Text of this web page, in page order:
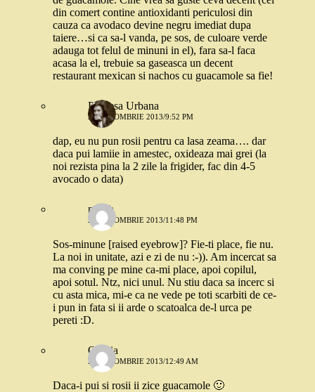
din comert contine antioxidanti periculosi din
cauza ca avodaco devine negru imediat dupa
taiere…si ca sa-l vanda, pe sos, de culoare verde
adauga tot felul de minuni in el), fara sa-l faca
acasa la el, trebuie sa gaseasca un decent
restaurant mexican si nachos cu guacamole sa fie!
Printesa Urbana
21 OCTOMBRIE 2013/9:52 PM
dap, eu nu pun rosii pentru ca lasa zeama…. dar
daca pui lamiie in amestec, oxideaza mai grei (la
noi rezista pina la 2 zile la frigider, fac din 4-5
avocado o data)
nusch
21 OCTOMBRIE 2013/11:48 PM
Sos-minune [raised eyebrow]? Fie-ti place, fie nu.
La noi in unitate, azi e zi de nu :-)). Am incercat sa
ma conving pe mine ca-mi place, apoi copilul,
apoi sotul. Ntz, nici unul. Nu stiu daca sa incerc si
cu asta mica, mi-e ca ne vede pe toti scarbiti de ce-
i pun in fata si ii arde o scatoalca de-l urca pe
pereti :D.
Omnia
22 OCTOMBRIE 2013/12:49 AM
Daca-i pui si rosii ii zice guacamole 🙂